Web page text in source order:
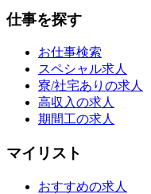
仕事を探す
お仕事検索
スペシャル求人
寮/社宅ありの求人
高収入の求人
期間工の求人
マイリスト
おすすめの求人